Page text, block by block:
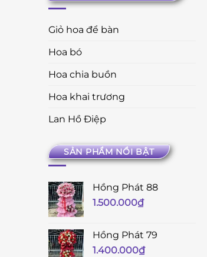
Giỏ hoa để bàn
Hoa bó
Hoa chia buồn
Hoa khai trương
Lan Hồ Điệp
SẢN PHẨM NỔI BẬT
Hồng Phát 88
1.500.000₫
Hồng Phát 79
1.400.000₫